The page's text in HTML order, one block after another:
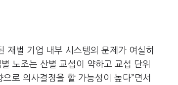
재벌 기업 내부 시스템의 문제가 여실히
별 노조는 산별 교섭이 약하고 교섭 단위
로 의사결정을 할 가능성이 높다”면서